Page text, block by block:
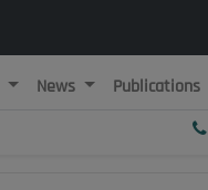
République
News Publications